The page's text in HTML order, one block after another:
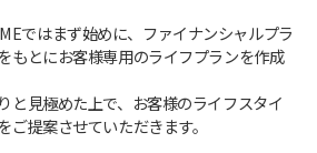
ではまず始めに、ファイナンシャルプラ
もとにお客様専用のライフプランを作成
と見極めた上で、お客様のライフスタイ
ご提案させていただきます。